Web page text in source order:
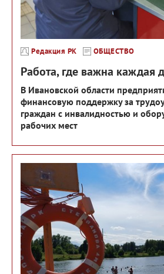
Редакция РК ОБЩЕСТВО
Работа, где важна каждая
В Ивановской области
финансовую поддержку за
граждан с инвалидностью и
рабочих мест